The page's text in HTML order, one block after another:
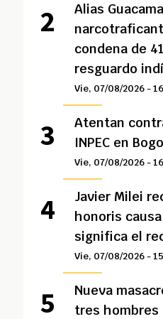
Alias
condena de
resguardo
Vie, 07/08/2026 -
Atentan
INPEC en
Vie, 07/08/2026 -
Javier Milei
honoris
significa el
Vie, 07/08/2026 -
Nueva
tres hombres